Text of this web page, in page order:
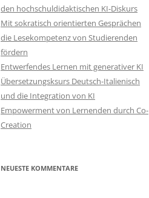
den hochschuldidaktischen KI-Diskurs
Mit sokratisch orientierten Gesprächen
die Lesekompetenz von Studierenden
fördern
Entwerfendes Lernen mit generativer KI
Übersetzungsksurs Deutsch-Italienisch
und die Integration von KI
Empowerment von Lernenden durch Co-
Creation
NEUESTE KOMMENTARE